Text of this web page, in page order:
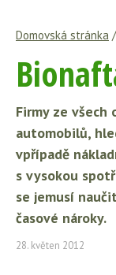
Domovská stránka /
Firmy ze
automobilů,
vpřípadě
s vysokou
se jemusí
časové nároky.
28. květen 2012